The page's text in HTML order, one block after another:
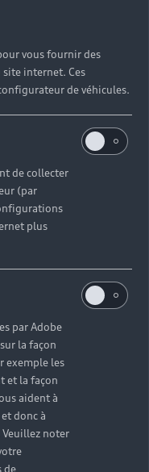
vous fournir des
internet. Ces
de véhicules.
de collecter
(par
plus
par Adobe
la façon
exemple les
et la façon
aident à
donc à
noter
de